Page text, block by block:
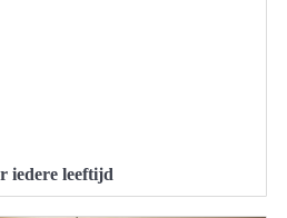
iedere leeftijd